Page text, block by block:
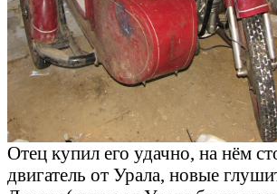
Отец купил его удачно, на нём
двигатель от Урала, новые